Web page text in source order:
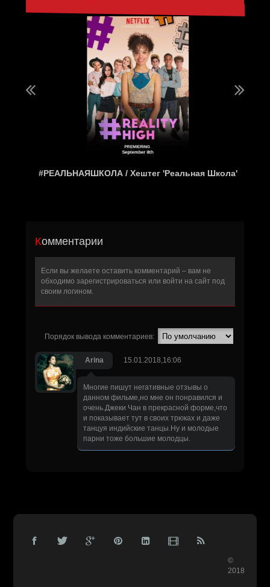
#РЕАЛЬНАЯШКОЛА / Хештег 'Реальная Школа'
Комментарии
Если вы желаете оставить комментарий – вам не
обходимо зарегистрироваться или войти на сайт под
своим логином.
Порядок вывода комментариев:
Arina 15.01.2018,16:06
Многие пишут негативные отзывы о
данном фильме,но мне он понравился и
очень.Джеки Чан в прекрасной форме,что
и показывает тут в своих трюках и даже
танцуя индийские танцы.Ну и молодые
парни тоже большие молодцы.
©
2018